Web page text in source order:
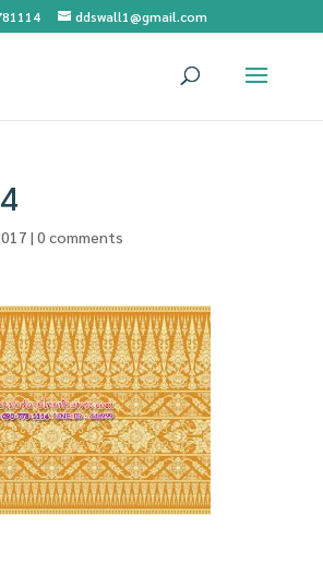
ddswall1@gmail.com
| 0 comments